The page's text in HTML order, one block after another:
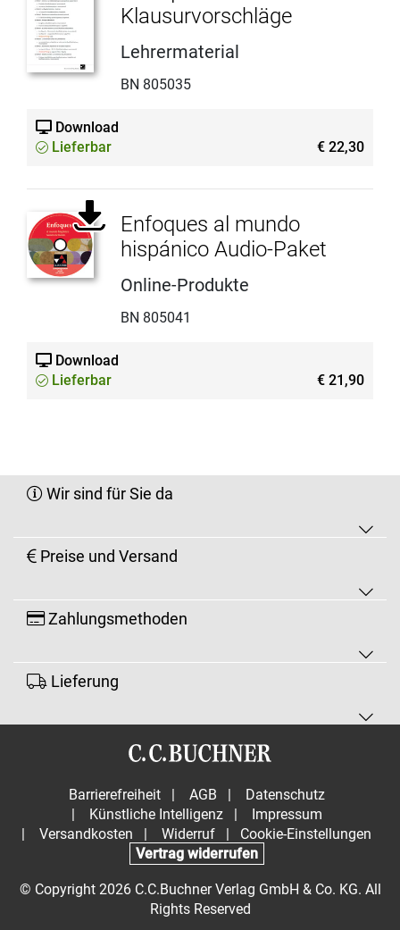
Klausurvorschläge
Lehrermaterial
BN 805035
Download
Lieferbar
€ 22,30
Enfoques al mundo
hispánico Audio-Paket
Online-Produkte
BN 805041
Download
Lieferbar
€ 21,90
Wir sind für Sie da
Preise und Versand
Zahlungsmethoden
Lieferung
Barrierefreiheit | AGB |
Datenschutz
|
Künstliche Intelligenz |
Impressum
|
Versandkosten | Widerruf |
Cookie-Einstellungen
Vertrag widerrufen
© Copyright 2026 C.C.Buchner Verlag GmbH & Co. KG. All
Rights Reserved